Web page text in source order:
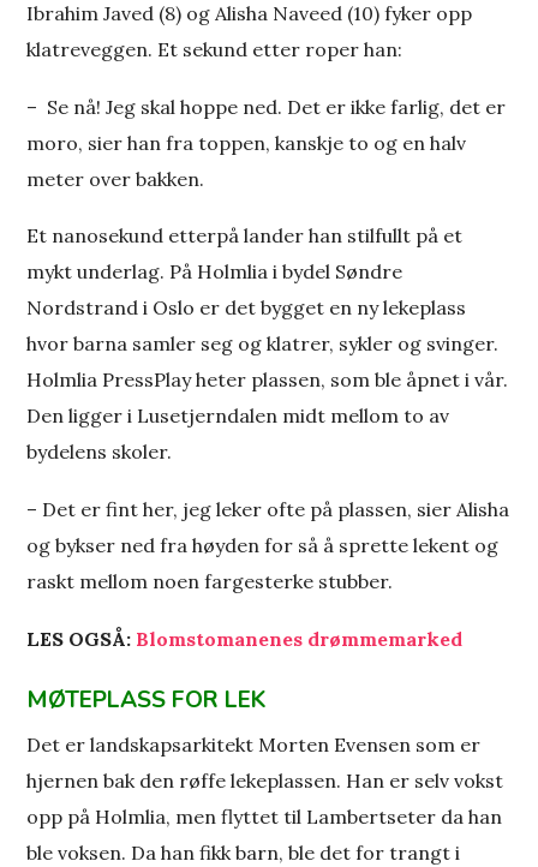
Ibrahim Javed (8) og Alisha Naveed (10) fyker opp
klatreveggen. Et sekund etter roper han:
– Se nå! Jeg skal hoppe ned. Det er ikke farlig, det er
moro, sier han fra toppen, kanskje to og en halv
meter over bakken.
Et nanosekund etterpå lander han stilfullt på et
mykt underlag. På Holmlia i bydel Søndre
Nordstrand i Oslo er det bygget en ny lekeplass
hvor barna samler seg og klatrer, sykler og svinger.
Holmlia PressPlay heter plassen, som ble åpnet i vår.
Den ligger i Lusetjerndalen midt mellom to av
bydelens skoler.
– Det er fint her, jeg leker ofte på plassen, sier Alisha
og bykser ned fra høyden for så å sprette lekent og
raskt mellom noen fargesterke stubber.
LES OGSÅ: Blomstomanenes drømmemarked
MØTEPLASS FOR LEK
Det er landskapsarkitekt Morten Evensen som er
hjernen bak den røffe lekeplassen. Han er selv vokst
opp på Holmlia, men flyttet til Lambertseter da han
ble voksen. Da han fikk barn, ble det for trangt i